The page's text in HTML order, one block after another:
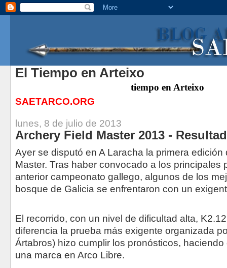
El Tiempo en Arteixo
tiempo en Arteixo
SAETARCO.ORG
lunes, 8 de julio de 2013
Archery Field Master 2013 -
Ayer se disputó en A Laracha la primera edición
Master. Tras haber convocado a los principales
anterior campeonato gallego, algunos de los
bosque de Galicia se enfrentaron con un
El recorrido, con un nivel de dificultad alta,
diferencia la prueba más exigente organizada
Ártabros) hizo cumplir los pronósticos,
una marca en Arco Libre.